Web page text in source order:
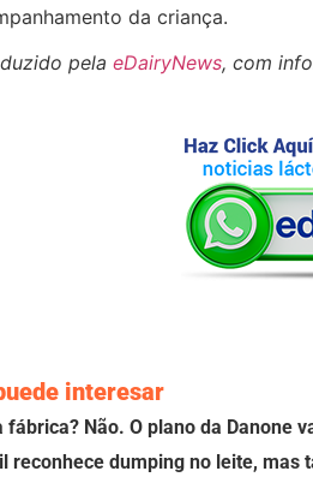
da criança.
pela eDairyNews, com
interesar
fábrica? Não. O plano da Danone
reconhece dumping no leite, mas